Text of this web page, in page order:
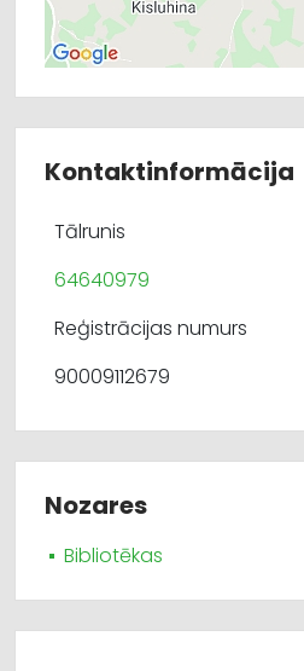
Kontaktinformācija
Tālrunis
64640979
Reģistrācijas numurs
90009112679
Nozares
Bibliotēkas